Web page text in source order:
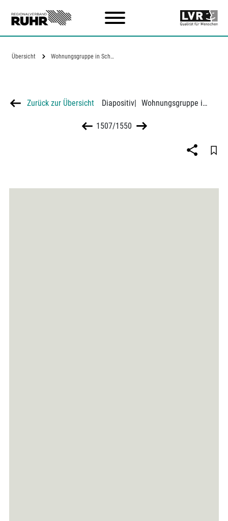
Übersicht Wohnungsgruppe in Schottenbauweise in…
Zurück zur Übersicht Diapositiv| Wohnungsgruppe in Schottenbauweise in der Pothmannstraße in Gelsenkirchen
1507/1550